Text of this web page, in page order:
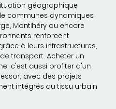
géographique
communes dynamiques
Montlhéry ou encore
renforcent
à leurs infrastructures,
transport. Acheter un
c'est aussi profiter d'un
avec des projets
intégrés au tissu urbain